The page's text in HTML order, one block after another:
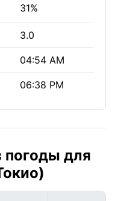
31%
3.0
04:54 AM
06:38 PM
погоды для